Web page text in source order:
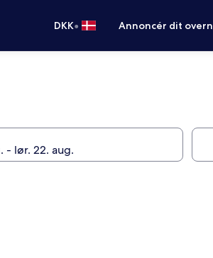
DKK• Annoncér dit